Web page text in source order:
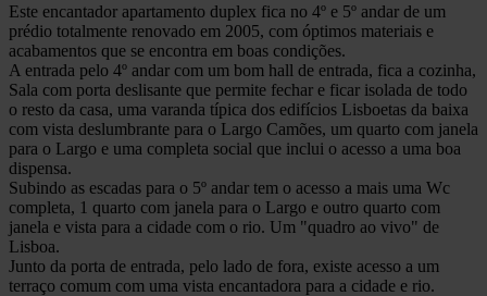
Este encantador apartamento duplex fica no 4º e 5º andar de um
prédio totalmente renovado em 2005, com óptimos materiais e
acabamentos que se encontra em boas condições.
A entrada pelo 4º andar com um bom hall de entrada, fica a cozinha,
Sala com porta deslisante que permite fechar e ficar isolada de todo
o resto da casa, uma varanda típica dos edifícios Lisboetas da baixa
com vista deslumbrante para o Largo Camões, um quarto com janela
para o Largo e uma completa social que inclui o acesso a uma boa
dispensa.
Subindo as escadas para o 5º andar tem o acesso a mais uma Wc
completa, 1 quarto com janela para o Largo e outro quarto com
janela e vista para a cidade com o rio. Um "quadro ao vivo" de
Lisboa.
Junto da porta de entrada, pelo lado de fora, existe acesso a um
terraço comum com uma vista encantadora para a cidade e rio.